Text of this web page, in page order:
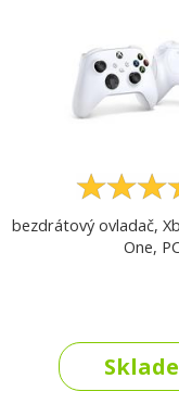
bezdrátový ovladač,
One,